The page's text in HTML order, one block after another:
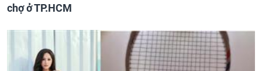
chợ ở TP.HCM